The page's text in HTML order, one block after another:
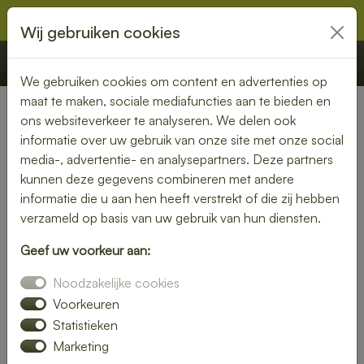
€ 0,00 Offerte Bestellen
Nederland» Gameren
Heerlijke lunch bezorgen in
Gameren – snel, vers en
gemakkelijk
je lunch bezorgen in Gameren en kies uit een gevarieerd
menu van verse broodjes, gezonde salades en warme
maaltijden. Ideaal voor thuis of op kantoor.
Onze gerechten worden met liefde bereid en snel geleverd,
Wij gebruiken cookies
We gebruiken cookies om content en advertenties op
maat te maken, sociale mediafuncties aan te bieden en
ons websiteverkeer te analyseren. We delen ook
informatie over uw gebruik van onze site met onze social
media-, advertentie- en analysepartners. Deze partners
kunnen deze gegevens combineren met andere
informatie die u aan hen heeft verstrekt of die zij hebben
verzameld op basis van uw gebruik van hun diensten.
Geef uw voorkeur aan:
Noodzakelijke cookies
Voorkeuren
Statistieken
Marketing